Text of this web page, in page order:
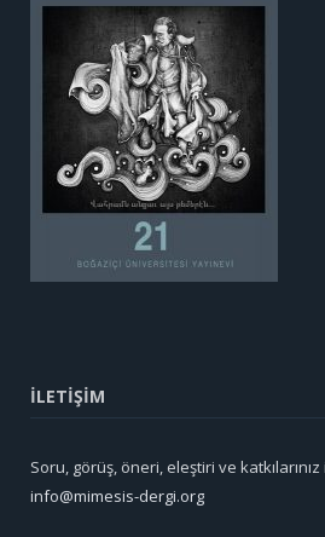
İLETİŞİM
Soru, görüş, öneri, eleştiri ve
info@mimesis-dergi.org